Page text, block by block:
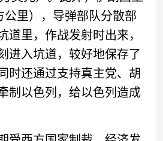
公里），导弹部队分散部
道里，作战发射时出来，
进入坑道，较好地保存了
时还通过支持真主党、胡
制以色列，给以色列造成